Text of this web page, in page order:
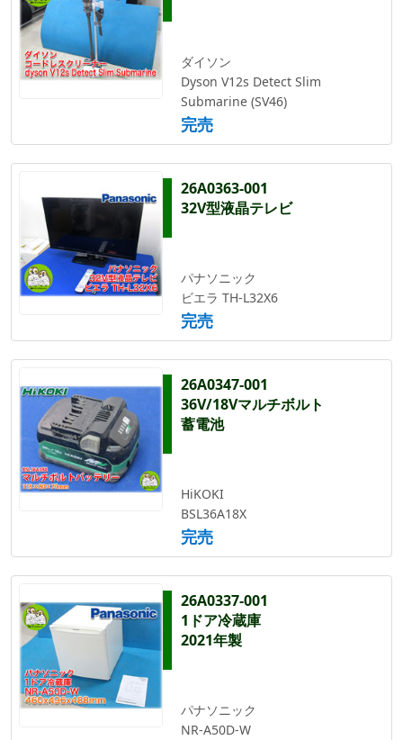
ダイソン
Dyson V12s Detect Slim
Submarine (SV46)
完売
26A0363-001
32V型液晶テレビ
パナソニック
ビエラ TH-L32X6
完売
26A0347-001
36V/18Vマルチボルト
蓄電池
HiKOKI
BSL36A18X
完売
26A0337-001
1ドア冷蔵庫
2021年製
パナソニック
NR-A50D-W